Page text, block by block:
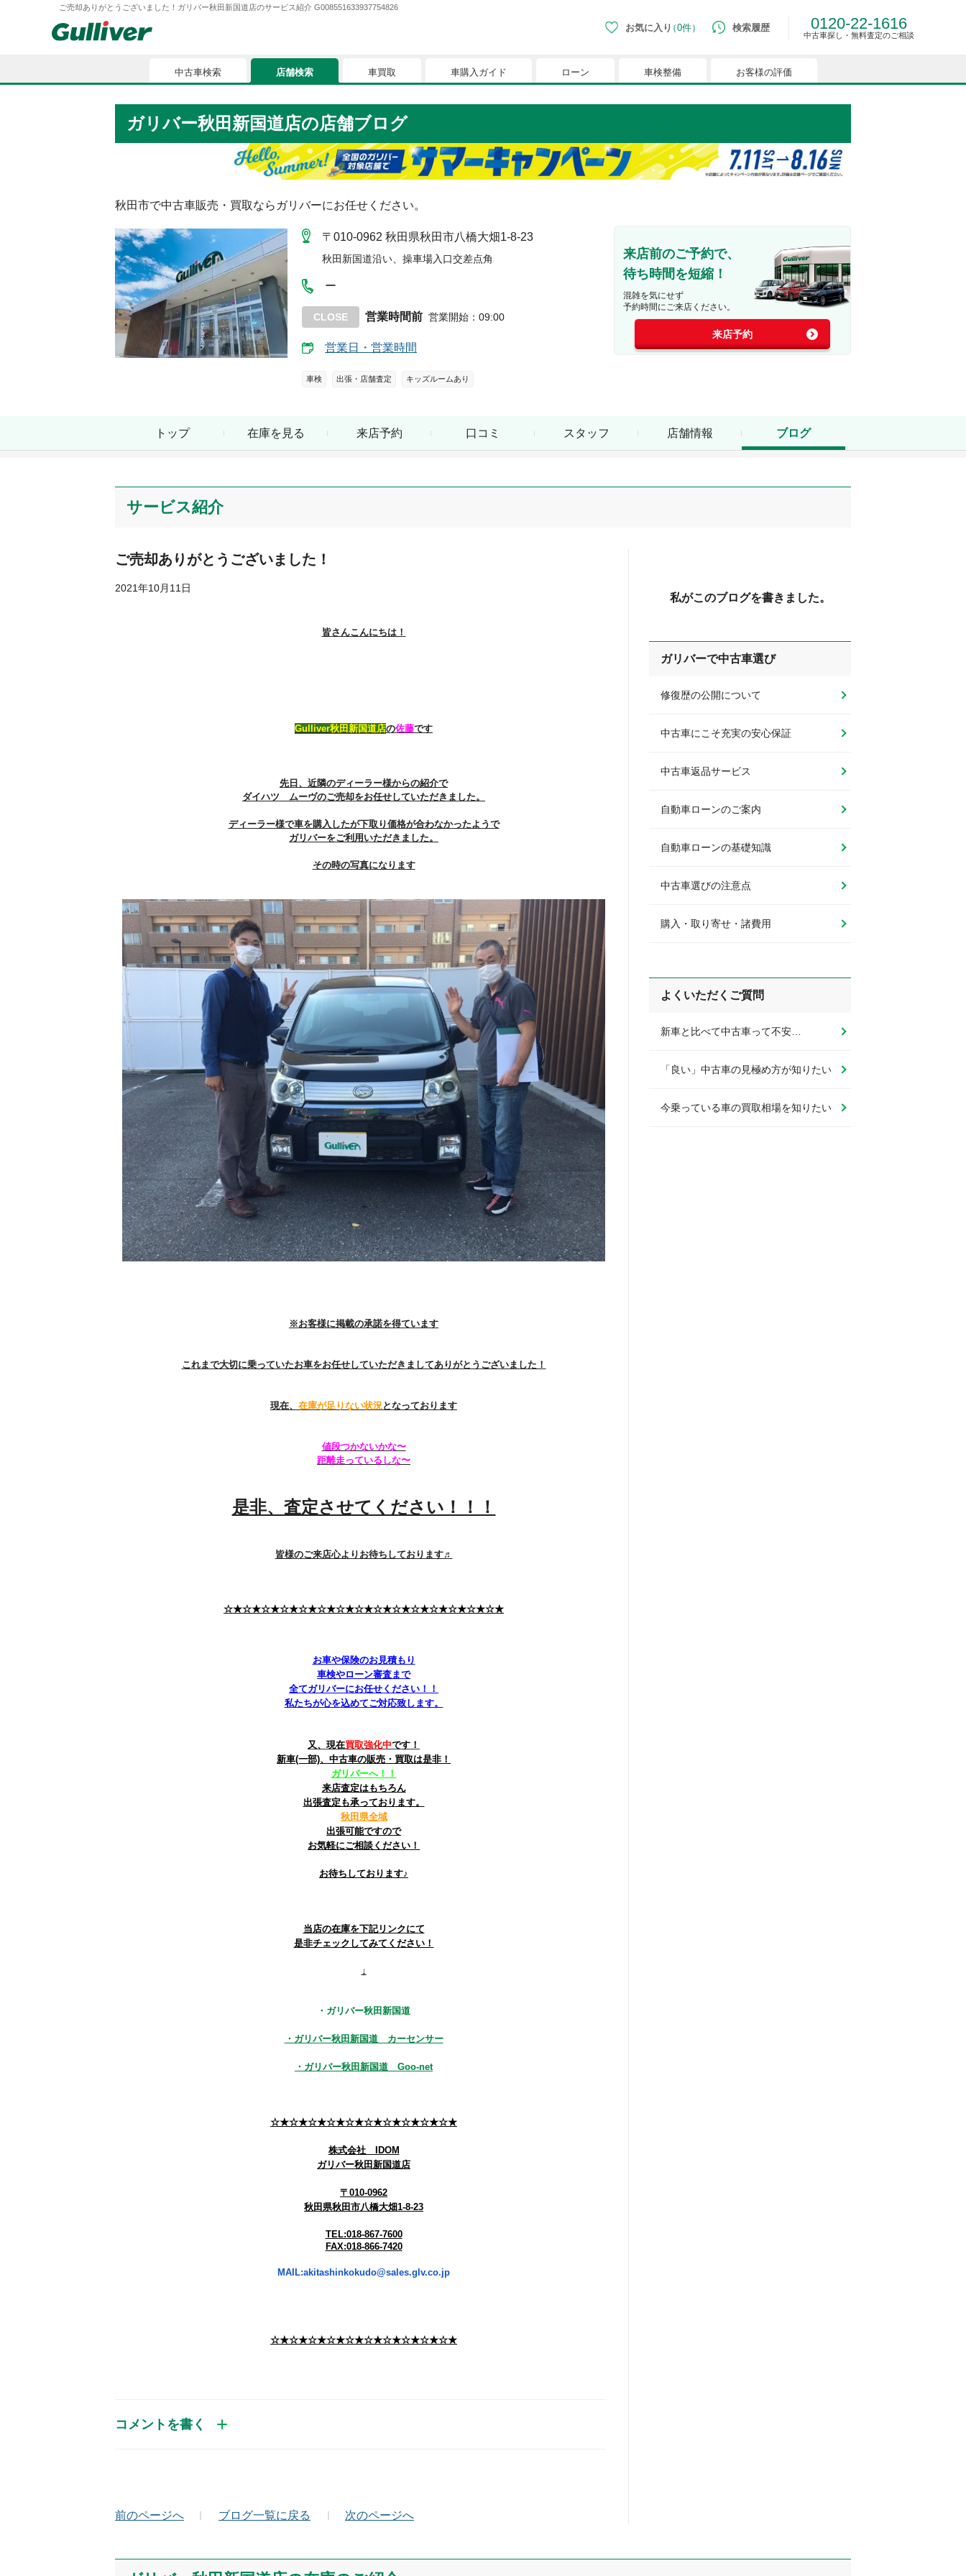
ご売却ありがとうございました！ガリバー秋田新国道店のサービス紹介 G008551633937754826
お気に入り 0件
中古車検索
お客様の評価
現在、お気に入りに登録されているおクルマはございません。
お気に入りに登録すると、あなただけのお気に入りのクルマリストでいつでも簡単に比較ができるようになります。
※「お気に入り」の登録を可能にするためにCookie機能を有効にしてください。
検索履歴 0120-22-1616
中古車探し・無料査定のご相談
中古車検索 店舗検索 車買取 車購入ガイド ローン 車検整備 お客様の評価
ガリバー秋田新国道店の店舗ブログ
秋田市で中古車販売・買取ならガリバーにお任せください。
〒010-0962 秋田県秋田市八橋大畑1-8-23
秋田新国道沿い、操車場入口交差点角
ー
CLOSE 営業時間前 営業開始 ： 09:00
営業日・営業時間
車検 出張・店舗査定 キッズルームあり
来店前のご予約で、
待ち時間を短縮！
混雑を気にせず
予約時間にご来店ください。
来店予約
トップ 在庫を見る 来店予約 口コミ スタッフ 店舗情報 ブログ
サービス紹介
ご売却ありがとうございました！
2021年10月11日
皆さんこんにちは！
Gulliver秋田新国道店の佐藤です
先日、近隣のディーラー様からの紹介で
ダイハツ ムーヴのご売却をお任せしていただきました。
ディーラー様で車を購入したが下取り価格が合わなかったようで
ガリバーをご利用いただきました。
その時の写真になります
※お客様に掲載の承諾を得ています
これまで大切に乗っていたお車をお任せしていただきましてありがとうございました！
現在、 在庫が足りない状況となっております
値段つかないかな〜
距離走っているしな〜
是非、査定させてください！！！
皆様のご来店心よりお待ちしております♬
☆★☆★☆★☆★☆★☆★☆★☆★☆★☆★☆★☆★☆★☆★☆★
お車や保険のお見積もり
車検やローン審査まで
全てガリバーにお任せください！！
私たちが心を込めてご対応致します。
又、現在買取強化中です！
新車(一部)、中古車の販売・買取は是非！
ガリバーへ！！
来店査定はもちろん
出張査定も承っております。
秋田県全域
出張可能ですので
お気軽にご相談ください！
お待ちしております♪
当店の在庫を下記リンクにて
是非チェックしてみてください！
↓
・ガリバー秋田新国道
・ガリバー秋田新国道 カーセンサー
・ガリバー秋田新国道 Goo-net
☆★☆★☆★☆★☆★☆★☆★☆★☆★☆★
株式会社 IDOM
ガリバー秋田新国道店
〒010-0962
秋田県秋田市八橋大畑1-8-23
TEL:018-867-7600
FAX:018-866-7420
MAIL:akitashinkokudo@sales.glv.co.jp
☆★☆★☆★☆★☆★☆★☆★☆★☆★☆★
コメントを書く
前のページへ ブログ一覧に戻る 次のページへ
私がこのブログを書きました。
ガリバーで中古車選び
修復歴の公開について
中古車にこそ充実の安心保証
中古車返品サービス
自動車ローンのご案内
自動車ローンの基礎知識
中古車選びの注意点
購入・取り寄せ・諸費用
よくいただくご質問
新車と比べて中古車って不安…
「良い」中古車の見極め方が知りたい
今乗っている車の買取相場を知りたい